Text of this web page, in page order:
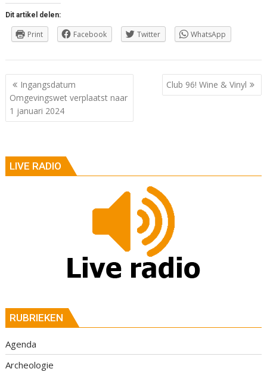
Dit artikel delen:
Print Facebook Twitter WhatsApp
Berichtnavigatie
Ingangsdatum
Omgevingswet verplaatst naar
1 januari 2024
Club 96! Wine & Vinyl
LIVE RADIO
RUBRIEKEN
Agenda
Archeologie